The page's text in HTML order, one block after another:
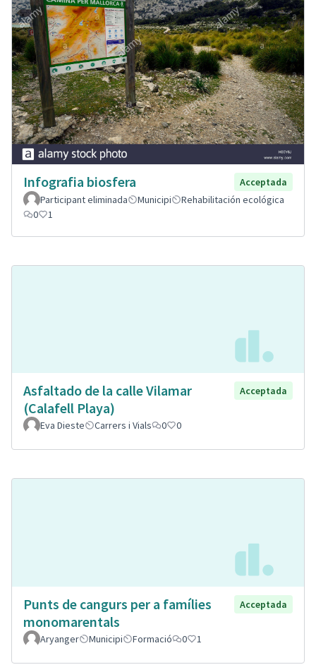
Infografia biosfera
Acceptada
Participant eliminada
Municipi
Rehabilitación ecológica
0
1
Asfaltado de la calle Vilamar
(Calafell Playa)
Acceptada
Eva Dieste Carrers i Vials 0 0
Punts de cangurs per a famílies
monomarentals
Acceptada
Aryanger Municipi Formació 0 1